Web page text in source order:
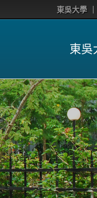
東吳大學
東吳